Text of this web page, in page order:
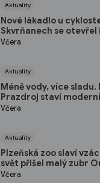
Aktuality
Nové lákadlo u
Skvrňanech se
Ekopark
Včera
Aktuality
Méně vody, více sladu.
Prazdroj staví
ušetří miliony litrů vody
Včera
Aktuality
Plzeňská zoo slaví
svět přišel malý zubr
Včera